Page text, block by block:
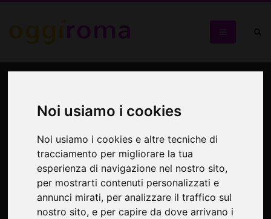
Noi usiamo i cookies
Noi usiamo i cookies e altre tecniche di
tracciamento per migliorare la tua
esperienza di navigazione nel nostro sito,
per mostrarti contenuti personalizzati e
annunci mirati, per analizzare il traffico sul
nostro sito, e per capire da dove arrivano i
Olimpia
Visita al complesso monumentale al Lungotevere Ripa